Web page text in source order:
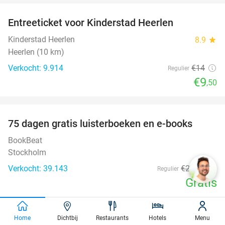
Entreeticket voor Kinderstad Heerlen
Kinderstad Heerlen 8.9 star
Heerlen (10 km)
Verkocht: 9.914
Regulier €14
€9,50
75 dagen gratis luisterboeken en e-books
BookBeat
Stockholm
Verkocht: 39.143
Regulier €22 ,47
Gratis
favorite_border
Home Dichtbij Restaurants Hotels Menu